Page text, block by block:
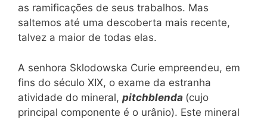
as ramificações de seus trabalhos. Mas
saltemos até uma descoberta mais recente,
talvez a maior de todas elas.
A senhora Sklodowska Curie empreendeu, em
fins do século XIX, o exame da estranha
atividade do mineral, pitchblenda (cujo
principal componente é o urânio). Este mineral